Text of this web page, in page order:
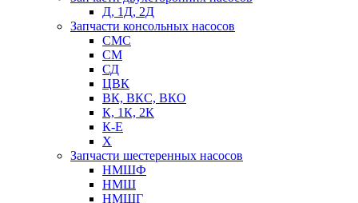
Д, 1Д, 2Д
Запчасти консольных насосов
СМС
СМ
СД
ЦВК
ВК, ВКС, ВКО
К, 1К, 2К
К-Е
Х
Запчасти шестеренных насосов
НМШФ
НМШ
НМШГ